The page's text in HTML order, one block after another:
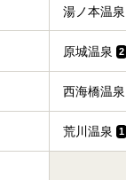
湯ノ本温泉
原城温泉 2
西海橋温泉
荒川温泉 1